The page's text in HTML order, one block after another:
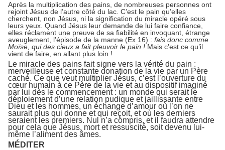
Après la multiplication des pains, de nombreuses personnes ont
rejoint Jésus de l’autre côté du lac. C’est le pain qu’elles
cherchent, non Jésus, ni la signification du miracle opéré sous
leurs yeux. Quand Jésus leur demande de lui faire confiance,
elles réclament une preuve de sa fiabilité en invoquant, étrange
aveuglement, l’épisode de la manne (Ex 16) : fais donc comme
Moïse, qui des cieux a fait pleuvoir le pain ! Mais c’est ce qu’il
vient de faire, en allant plus loin !
Le miracle des pains fait signe vers la vérité du pain :
merveilleuse et constante donation de la vie par un Père
caché. Ce que veut multiplier Jésus, c’est l’ouverture du
cœur humain à ce Père de la vie et au dispositif imaginé
par lui dès le commencement : un monde qui serait le
déploiement d’une relation pudique et jaillissante entre
Dieu et les hommes, un échange d’amour où l’on ne
saurait plus qui donne et qui reçoit, et où les derniers
seraient les premiers. Nul n’a compris, et il faudra attendre
pour cela que Jésus, mort et ressuscité, soit devenu lui-
même l’aliment des âmes.
MÉDITER